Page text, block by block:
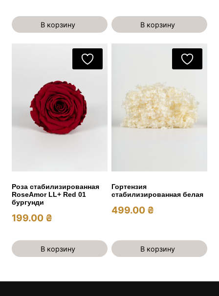
В корзину В корзину
Роза стабилизированная
RoseAmor LL+ Red 01
бургунди
199.00 ₴
В корзину
Гортензия
стабилизированная белая
499.00 ₴
В корзину